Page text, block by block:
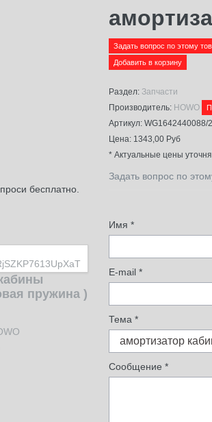
Задать вопрос по этому
Раздел: Запчасти
Производитель: HOWO
Артикул: WG1642440088/2
Цена: 1343,00 Руб
* Актуальные цены
Задать вопрос по
Имя *
E-mail*
Тема*
Сообщение *
бесплатно.
пружина )